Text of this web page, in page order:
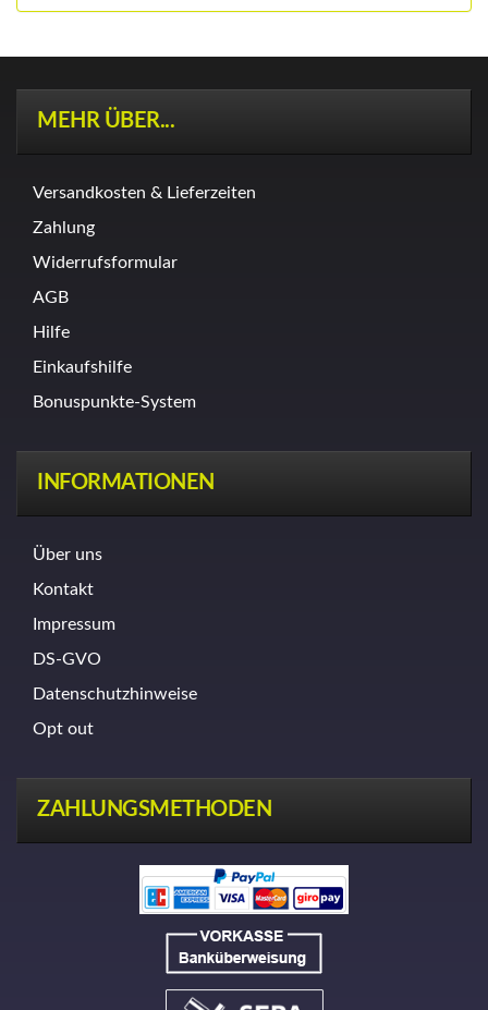
MEHR ÜBER...
Versandkosten & Lieferzeiten
Zahlung
Widerrufsformular
AGB
Hilfe
Einkaufshilfe
Bonuspunkte-System
INFORMATIONEN
Über uns
Kontakt
Impressum
DS-GVO
Datenschutzhinweise
Opt out
ZAHLUNGSMETHODEN